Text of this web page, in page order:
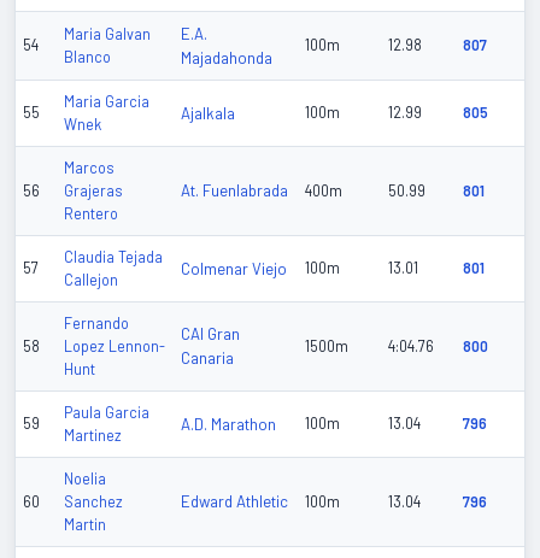
54
Maria Galvan
Blanco
E.A.
Majadahonda
100m 12.98 807
55
Maria Garcia
Wnek
Ajalkala 100m 12.99 805
56
Marcos
Grajeras
Rentero
At. Fuenlabrada 400m 50.99 801
57
Claudia Tejada
Callejon
Colmenar Viejo 100m 13.01 801
58
Fernando
Lopez Lennon-
Hunt
CAI Gran
Canaria
1500m 4:04.76 800
59
Paula Garcia
Martinez
A.D. Marathon 100m 13.04 796
60
Noelia
Sanchez
Martin
Edward Athletic 100m 13.04 796